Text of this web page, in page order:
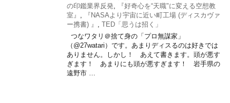
の印鑑業界反発
『好奇心を“天職"に変える空想教
室』
『NASAより宇宙に近い町工場 (ディスカヴァ
ー携書) 』
TED「思うは招く」
つなワタリ＠捨て身の「プロ無謀家」
（@27watari）です。あまりディスるのは好きでは
ありません。しかし！ あえて書きます。頭が悪す
ぎます！ あまりにも頭が悪すぎます！ 岩手県の
遠野市 …